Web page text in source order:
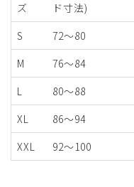
ズ
ド寸法)
S 72～80
M
76〜84
L
80～88
XL
86～94
XXL
92～100